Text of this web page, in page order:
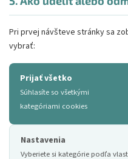
Pri prvej návšteve stránky sa
vybrať:
Prijať všetko
Súhlasíte so všetkými
kategóriami cookies
Nastavenia
Vyberiete si kategórie podľa